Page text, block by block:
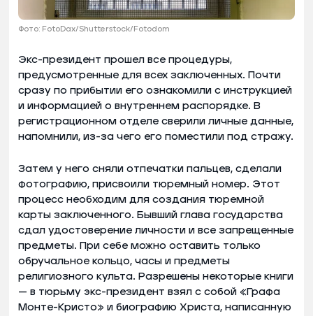
Фото: FotoDax/Shutterstock/Fotodom
Экс-президент прошел все процедуры,
предусмотренные для всех заключенных. Почти
сразу по прибытии его ознакомили с инструкцией
и информацией о внутреннем распорядке. В
регистрационном отделе сверили личные данные,
напомнили, из-за чего его поместили под стражу.
Затем у него сняли отпечатки пальцев, сделали
фотографию, присвоили тюремный номер. Этот
процесс необходим для создания тюремной
карты заключенного. Бывший глава государства
сдал удостоверение личности и все запрещенные
предметы. При себе можно оставить только
обручальное кольцо, часы и предметы
религиозного культа. Разрешены некоторые книги
— в тюрьму экс-президент взял с собой «Графа
Монте-Кристо» и биографию Христа, написанную